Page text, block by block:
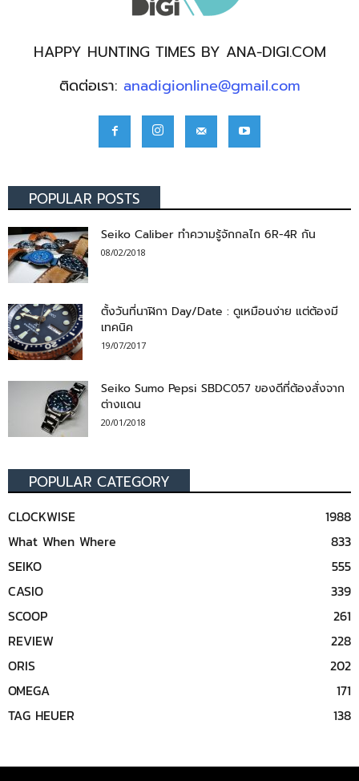
HAPPY HUNTING TIMES BY ANA-DIGI.COM
ติดต่อเรา: anadigionline@gmail.com
POPULAR POSTS
Seiko Caliber ทำความรู้จักกลไก 6R-4R กัน
08/02/2018
ตั้งวันที่นาฬิกา Day/Date : ดูเหมือนง่าย แต่ต้องมี
เทคนิค
19/07/2017
Seiko Sumo Pepsi SBDC057 ของดีที่ต้องสั่งจาก
ต่างแดน
20/01/2018
POPULAR CATEGORY
CLOCKWISE
1988
What When Where
833
SEIKO
555
CASIO
339
SCOOP
261
REVIEW
228
ORIS
202
OMEGA
171
TAG HEUER
138